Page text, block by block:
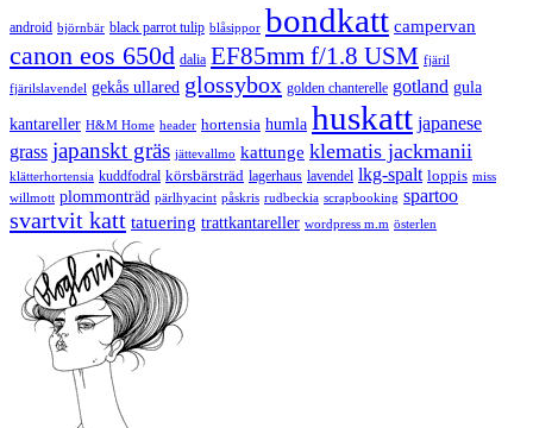
android björnbär black parrot tulip blåsippor bondkatt campervan
canon eos 650d dalia EF85mm f/1.8 USM fjäril
fjärilslavendel gekås ullared glossybox golden chanterelle gotland gula
kantareller H&M Home header hortensia humla huskatt japanese
grass japanskt gräs jättevallmo kattunge klematis jackmanii
klätterhortensia kuddfodral körsbärsträd lagerhaus lavendel lkg-spalt loppis miss
willmott plommonträd pärlhyacint påskris rudbeckia scrapbooking spartoo
svartvit katt tatuering trattkantareller wordpress m.m österlen